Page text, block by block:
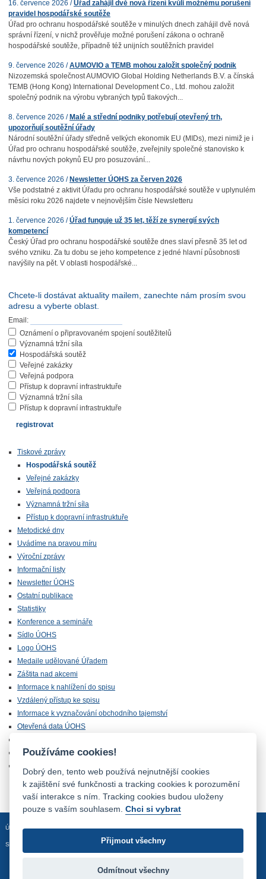
16. července 2026 /Úřad zahájil dvě nová řízení kvůli možnému porušení
pravidel hospodářské soutěže
Úřad pro ochranu hospodářské soutěže v minulých dnech zahájil dvě nová
správní řízení, v nichž prověřuje možné porušení zákona o ochraně
hospodářské soutěže, případně též unijních soutěžních pravidel
9. července 2026 /AUMOVIO a TEMB mohou založit společný podnik
Nizozemská společnost AUMOVIO Global Holding Netherlands B.V. a čínská
TEMB (Hong Kong) International Development Co., Ltd. mohou založit
společný podnik na výrobu vybraných typů tlakových...
8. července 2026 / Malé a střední podniky potřebují otevřený trh,
upozorňují soutěžní úřady
Národní soutěžní úřady středně velkých ekonomik EU (MIDs), mezi nimiž je i
Úřad pro ochranu hospodářské soutěže, zveřejnily společné stanovisko k
návrhu nových pokynů EU pro posuzování...
3. července 2026 / Newsletter ÚOHS za červen 2026
Vše podstatné z aktivit Úřadu pro ochranu hospodářské soutěže v uplynulém
měsíci roku 2026 najdete v nejnovějším čísle Newsletteru
1. července 2026 /Úřad funguje už 35 let, těží ze synergií svých
kompetencí
Český Úřad pro ochranu hospodářské soutěže dnes slaví přesně 35 let od
svého vzniku. Za tu dobu se jeho kompetence z jedné hlavní působnosti
navýšily na pět. V oblasti hospodářské...
Chcete-li dostávat aktuality mailem, zanechte nám prosím svou
adresu a vyberte oblast.
Email:
Oznámení o připravovaném spojení soutěžitelů
Významná tržní síla
Hospodářská soutěž
Veřejné zakázky
Veřejná podpora
Přístup k dopravní infrastruktuře
Významná tržní síla
Přístup k dopravní infrastruktuře
Tiskové zprávy
Hospodářská soutěž
Veřejné zakázky
Veřejná podpora
Významná tržní síla
Přístup k dopravní infrastruktuře
Metodické dny
Uvádíme na pravou míru
Výroční zprávy
Informační listy
Newsletter ÚOHS
Ostatní publikace
Statistiky
Konference a semináře
Sídlo ÚOHS
Logo ÚOHS
Medaile udělované Úřadem
Záštita nad akcemi
Informace k nahlížení do spisu
Vzdálený přístup ke spisu
Informace k vyznačování obchodního tajemství
Otevřená data ÚOHS
Chráněná zóna
Úvodní stránka Mapa stránek Prohlášení o přístupnosti
Sledujte nás:
Používáme cookies!
Dobrý den, tento web používá nejnutnější cookies
k zajištění své funkčnosti a tracking cookies k porozumění
vaší interakce s ním. Tracking cookies budou uloženy
pouze s vaším souhlasem.Chci si vybrat
Přijmout všechny
Odmítnout všechny